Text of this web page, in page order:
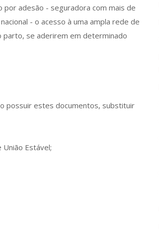
por adesão - seguradora com mais de
- o acesso à uma ampla rede de
parto, se aderirem em determinado
possuir estes documentos, substituir
União Estável;